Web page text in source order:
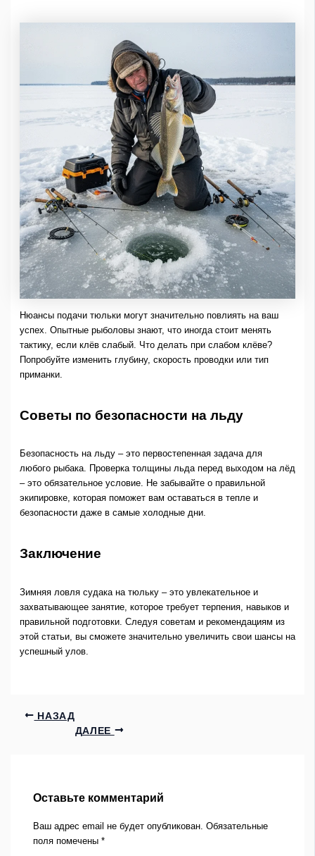
Нюансы подачи тюльки могут значительно повлиять на ваш
успех. Опытные рыболовы знают, что иногда стоит менять
тактику, если клёв слабый. Что делать при слабом клёве?
Попробуйте изменить глубину, скорость проводки или тип
приманки.
Советы по безопасности на льду
Безопасность на льду – это первостепенная задача для
любого рыбака. Проверка толщины льда перед выходом на лёд
– это обязательное условие. Не забывайте о правильной
экипировке, которая поможет вам оставаться в тепле и
безопасности даже в самые холодные дни.
Заключение
Зимняя ловля судака на тюльку – это увлекательное и
захватывающее занятие, которое требует терпения, навыков и
правильной подготовки. Следуя советам и рекомендациям из
этой статьи, вы сможете значительно увеличить свои шансы на
успешный улов.
НАЗАД
ДАЛЕЕ
Оставьте комментарий
Ваш адрес email не будет опубликован. Обязательные
поля помечены *